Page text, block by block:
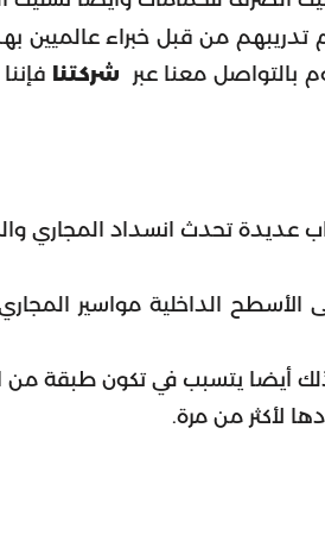
تدريبهم من قبل خبراء عالميين
بالتواصل معنا عبر
شركتنا
عديدة تحدث انسداد المجاري
الأسطح الداخلية مواسير
أيضا يتسبب في تكون طبقة من
لأكثر من مرة.